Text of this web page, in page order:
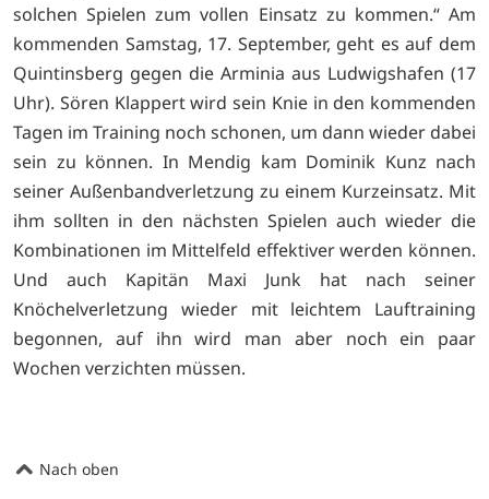
solchen Spielen zum vollen Einsatz zu kommen.“ Am
kommenden Samstag, 17. September, geht es auf dem
Quintinsberg gegen die Arminia aus Ludwigshafen (17
Uhr). Sören Klappert wird sein Knie in den kommenden
Tagen im Training noch schonen, um dann wieder dabei
sein zu können. In Mendig kam Dominik Kunz nach
seiner Außenbandverletzung zu einem Kurzeinsatz. Mit
ihm sollten in den nächsten Spielen auch wieder die
Kombinationen im Mittelfeld effektiver werden können.
Und auch Kapitän Maxi Junk hat nach seiner
Knöchelverletzung wieder mit leichtem Lauftraining
begonnen, auf ihn wird man aber noch ein paar
Wochen verzichten müssen.
Nach oben